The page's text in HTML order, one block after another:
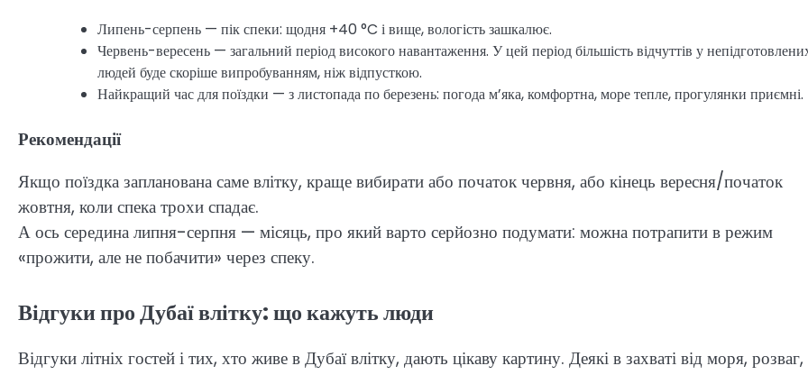
Липень-серпень — пік спеки: щодня +40 °C і вище, вологість зашкалює.
Червень-вересень — загальний період високого навантаження. У цей період більшість відчуттів у
людей буде скоріше випробуванням, ніж відпусткою.
Найкращий час для поїздки — з листопада по березень: погода м’яка, комфортна, море тепле, прогулянки приємні.
Рекомендації
Якщо поїздка запланована саме влітку, краще вибирати або початок червня, або кінець вересня/початок
жовтня, коли спека трохи спадає.
А ось середина липня-серпня — місяць, про який варто серйозно подумати: можна потрапити в режим
«прожити, але не побачити» через спеку.
Відгуки про Дубаї влітку: що кажуть люди
Відгуки літніх гостей і тих, хто живе в Дубаї влітку, дають цікаву картину. Деякі в захваті від моря, розваг,